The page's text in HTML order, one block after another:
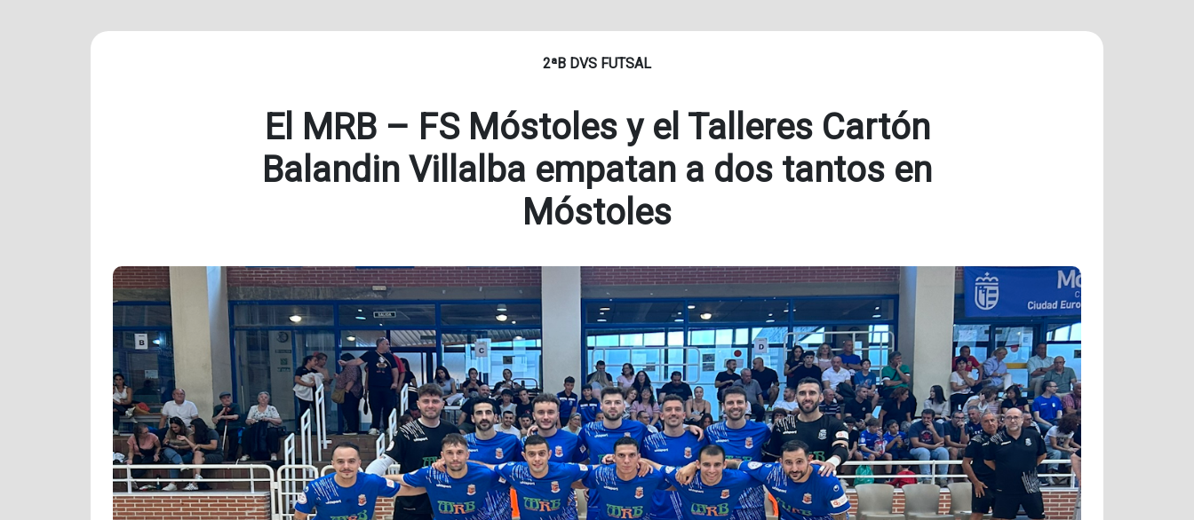
2ªB DVS FUTSAL
El MRB – FS Móstoles y el Talleres Cartón
Balandin Villalba empatan a dos tantos en
Móstoles